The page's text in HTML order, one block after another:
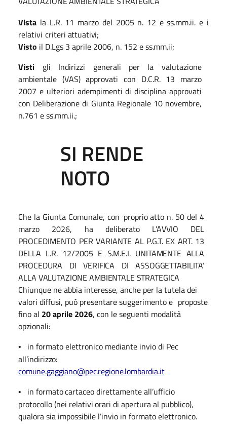
Vista la L.R. 11 marzo del 2005 n. 12 e ss.mm.ii. e i
relativi criteri attuativi;
Visto il D.Lgs 3 aprile 2006, n. 152 ess.mm.ii;
Visti gli Indirizzi generali per la valutazione
ambientale (VAS) approvati con D.C.R. 13 marzo
2007 e ulteriori adempimenti di disciplina approvati
con Deliberazione di Giunta Regionale 10 novembre,
n.761 e ss.mm.ii.;
SI RENDE
NOTO
Che la Giunta Comunale, con proprio atto n. 50 del 4
marzo 2026, ha deliberato L’AVVIO DEL
PROCEDIMENTO PER VARIANTE AL P.G.T. EX ART. 13
DELLA L.R. 12/2005 E S.M.E.I. UNITAMENTE ALLA
PROCEDURA DI VERIFICA DI ASSOGGETTABILITA’
ALLA VALUTAZIONE AMBIENTALE STRATEGICA
Chiunque ne abbia interesse, anche per la tutela dei
valori diffusi, può presentare suggerimento e proposte
fino al 20 aprile 2026, con le seguenti modalità
opzionali:
•
in formato elettronico mediante invio di Pec
all’indirizzo:
comune.gaggiano@pec.regione.lombardia.it
• in formatocartaceodirettamenteall’ufficio
protocollo(nei relativiorari di aperturaal pubblico),
qualora sia impossibile l’invio in formato elettronico.